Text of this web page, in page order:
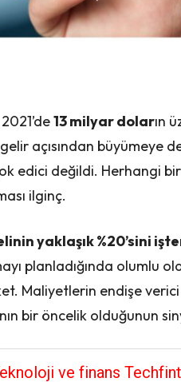
13 milyar doların
açısından büyümeye
edici değildi. Herhangi
ilginç.
yaklaşık %20’sini
planladığında olumlu
Maliyetlerin endişe verici
bir öncelik olduğunun
ve finans